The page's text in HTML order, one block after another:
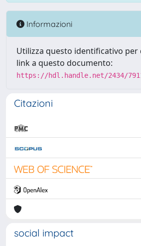
Informazioni
Utilizza questo identificativo per
link a questo documento:
https://hdl.handle.net/2434/
Citazioni
social impact